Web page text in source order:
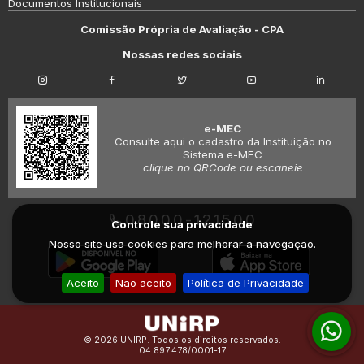
Controle sua privacidade
Nosso site usa cookies para melhorar a navegação.
Aceito Não aceito Política de Privacidade
Documentos Institucionais
Comissão Própria de Avaliação - CPA
Nossas redes sociais
e-MEC
Consulte aqui o cadastro da Instituição no
Sistema e-MEC
clique no QRCode ou escaneie
08000-121500
© 2026 UNIRP. Todos os direitos reservados.
04.897.478/0001-17